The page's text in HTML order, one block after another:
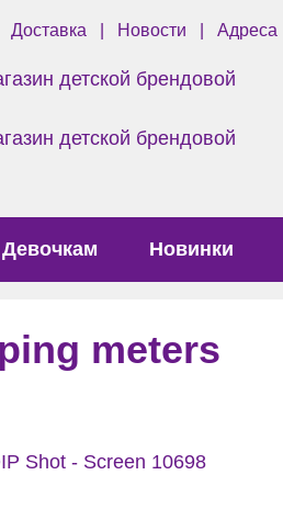
Доставка Новости Адреса
Девочкам Новинки
meters